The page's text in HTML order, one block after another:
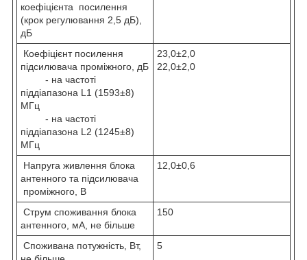
коефіцієнта посилення
(крок регулювання 2,5 дБ),
дБ
Коефіцієнт посилення
підсилювача проміжного, дБ
- на частоті
піддіапазона L1 (1593±8)
МГц
- на частоті
піддіапазона L2 (1245±8)
МГц
23,0±2,0
22,0±2,0
Напруга живлення блока
антенного та підсилювача
проміжного, В
12,0±0,6
Струм споживання блока
антенного, мА, не більше
150
Споживана потужність, Вт,
5